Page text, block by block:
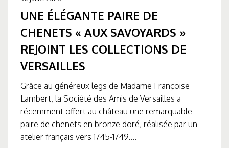
UNE ÉLÉGANTE PAIRE DE
CHENETS « AUX SAVOYARDS »
REJOINT LES COLLECTIONS DE
VERSAILLES
Grâce au généreux legs de Madame Françoise
Lambert, la Société des Amis de Versailles a
récemment offert au château une remarquable
paire de chenets en bronze doré, réalisée par un
atelier français vers 1745-1749....